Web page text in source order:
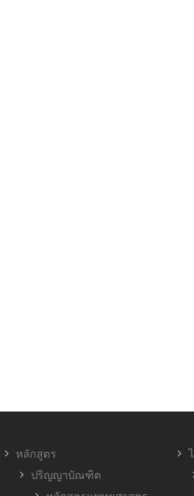
หลักสูตร
ปริญญาบัณฑิต